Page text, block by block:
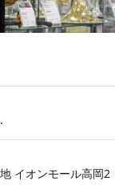
イオンモール高岡2